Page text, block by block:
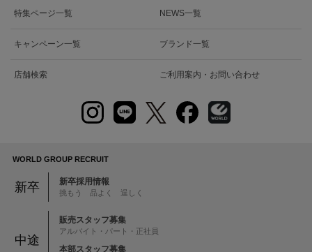
特集ページ一覧 NEWS一覧
キャンペーン一覧 ブランド一覧
店舗検索 ご利用案内・お問い合わせ
WORLD GROUP RECRUIT
新卒 新卒採用情報
挑もう 品よく 逞しく
中途
販売スタッフ募集
アルバイト・パート・正社員
本部スタッフ募集